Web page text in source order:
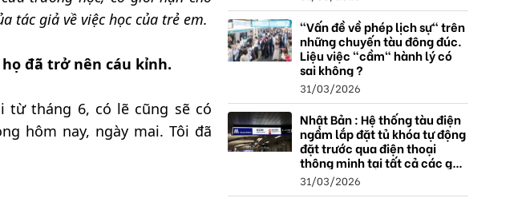
tác giả về việc học của trẻ em.
đã trở nên cáu kỉnh.
từ tháng 6, có lẽ cũng sẽ có
hôm nay, ngày mai. Tôi đã
"Vấn đề về phép lịch sự" trên
những chuyến tàu đông đúc.
Liệu việc "cầm" hành lý có
sai không ?
31/03/2026
Nhật Bản : Hệ thống tàu điện
ngầm lắp đặt tủ khóa tự động
đặt trước qua điện thoại
thông minh tại tất cả các ga ,
mở rộng mạng lưới do nhu
cầu tăng.
31/03/2026